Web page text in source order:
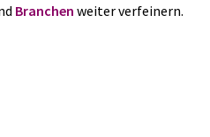
Branchen weiter verfeinern.